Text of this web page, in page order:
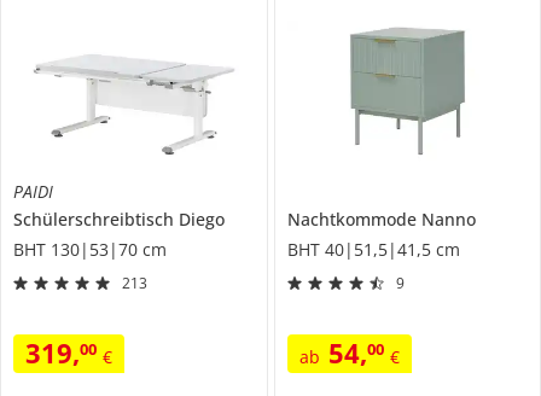
PAIDI
Schülerschreibtisch Diego
BHT 130|53|70 cm
213
319,00 €
Nachtkommode Nanno
BHT 40|51,5|41,5 cm
9
ab 54,00 €